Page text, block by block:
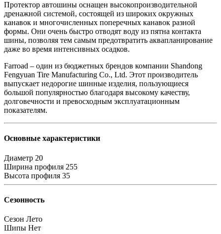
Протектор автошины оснащен высокопроизводительной
дренажной системой, состоящей из широких окружных
канавок и многочисленных поперечных канавок разной
формы. Они очень быстро отводят воду из пятна контакта
шины, позволяя тем самым предотвратить аквапланирование
даже во время интенсивных осадков.
Farroad – один из бюджетных брендов компании Shandong
Fengyuan Tire Manufacturing Co., Ltd. Этот производитель
выпускает недорогие шинные изделия, пользующиеся
большой популярностью благодаря высокому качеству,
долговечности и превосходным эксплуатационным
показателям.
Основные характеристики
Диаметр 20
Ширина профиля 255
Высота профиля 35
Сезонность
Сезон Лето
Шипы Нет